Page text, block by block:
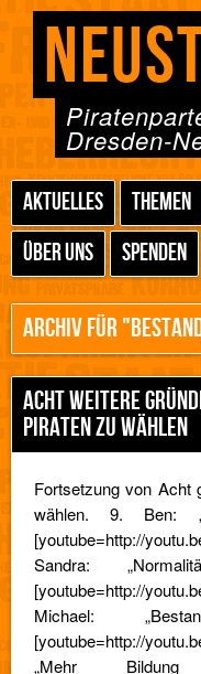
Dresden-
AKTUELLES THEMEN
ÜBER UNS
SPENDEN
ARCHIV FÜR
ACHT WEITERE
PIRATEN ZU WÄHLEN
Fortsetzung von Acht
wählen. 9. Ben:
[youtube=http://
Sandra:
[youtube=http://
Michael:
[youtube=http://
„Mehr